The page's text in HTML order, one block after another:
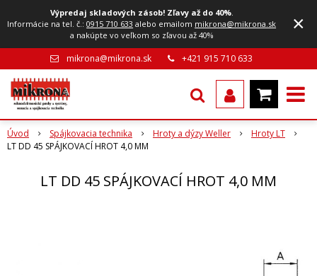
Výpredaj skladových zásob! Zľavy až do 40%.
Informácie na tel. č.:0915 710 633 alebo emailom mikrona@mikrona.sk
a nakúpte vo veľkom so zľavou až 40%
×
mikrona@mikrona.sk +421 915 710 633
Úvod Spájkovacia technika Hroty a dýzy Weller
Hroty LT
LT DD 45 SPÁJKOVACÍ HROT 4,0 MM
LT DD 45 SPÁJKOVACÍ HROT 4,0 MM